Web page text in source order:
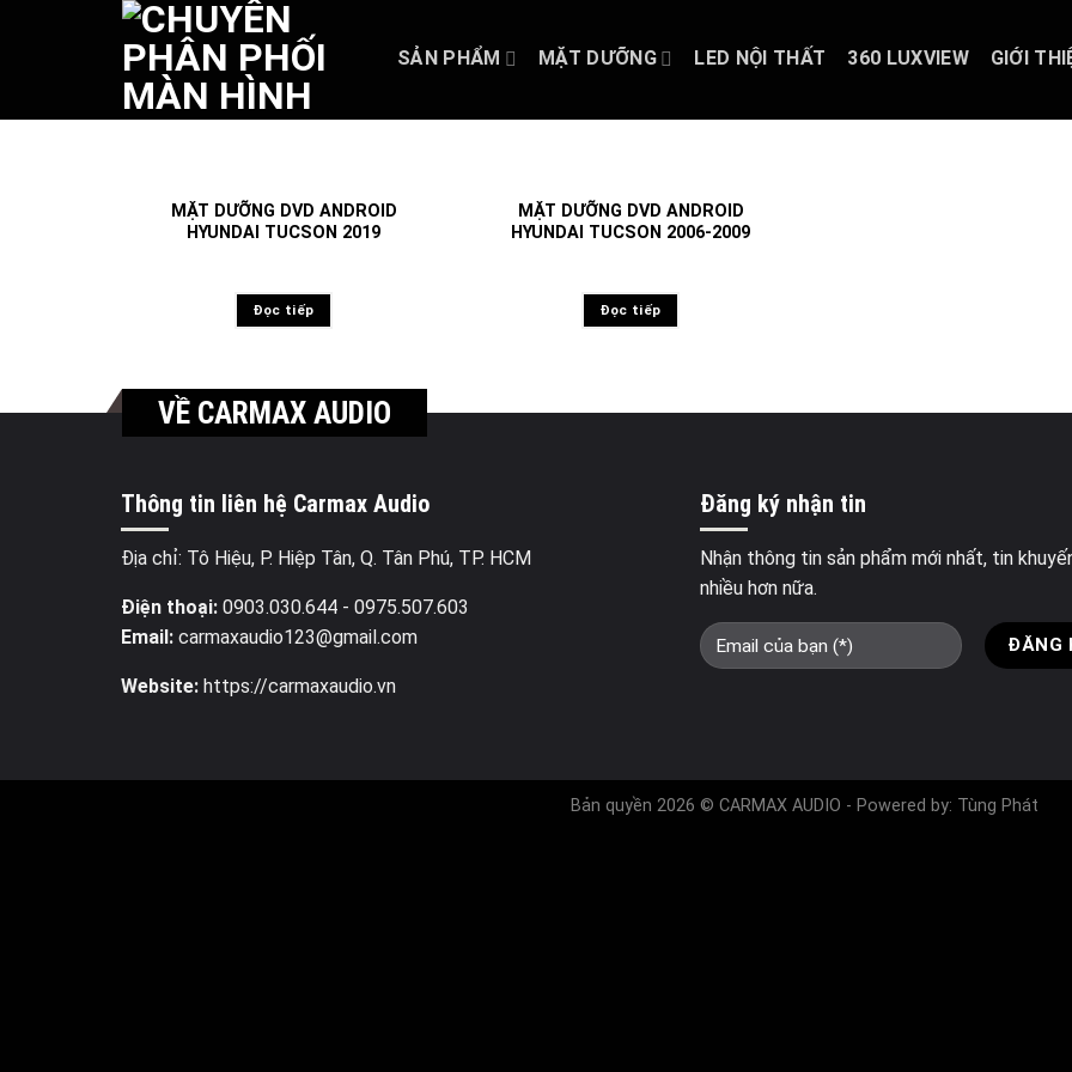
SẢN PHẨM MẶT DƯỠNG LED NỘI THẤT 360 LUXVIEW GIỚI
MẶT DƯỠNG DVD ANDROID
HYUNDAI TUCSON 2019
Đọc tiếp
MẶT DƯỠNG DVD ANDROID
HYUNDAI TUCSON 2006-2009
Đọc tiếp
VỀ CARMAX AUDIO
Thông tin liên hệ Carmax Audio
Địa chỉ: Tô Hiệu, P. Hiệp Tân, Q. Tân Phú, TP. HCM
Điện thoại: 0903.030.644- 0975.507.603
Email:carmaxaudio123@gmail.com
Website:https://carmaxaudio.vn
Đăng ký nhận tin
Nhận thông tin sản phẩm mới nhất, tin
nhiều hơn nữa.
Bản quyền 2026 © CARMAX AUDIO - Powered by: Tùng Phát